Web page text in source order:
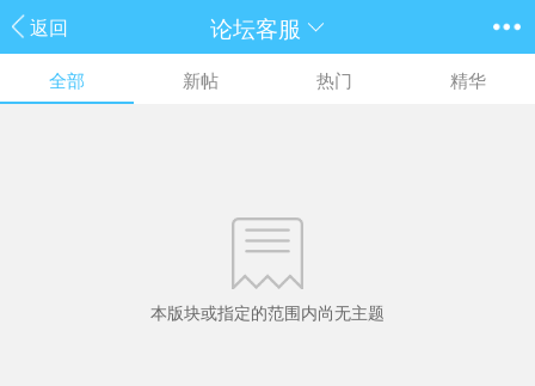
返回 论坛客服
全部 新帖 热门 精华
本版块或指定的范围内尚无主题